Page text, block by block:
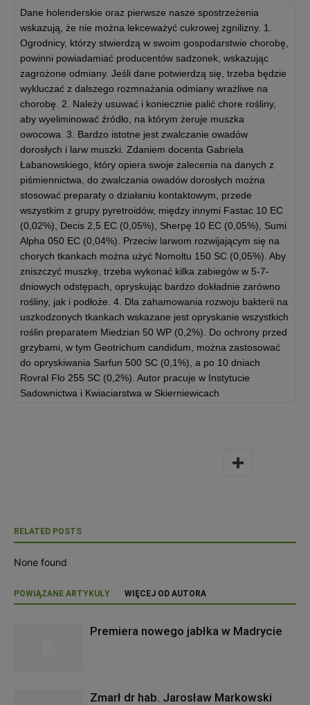
Dane holenderskie oraz pierwsze nasze spostrzeżenia
wskazują, że nie można lekceważyć cukrowej zgnilizny. 1.
Ogrodnicy, którzy stwierdzą w swoim gospodarstwie chorobę,
powinni powiadamiać producentów sadzonek, wskazując
zagrożone odmiany. Jeśli dane potwierdzą się, trzeba będzie
wykluczać z dalszego rozmnażania odmiany wrażliwe na
chorobę. 2. Należy usuwać i koniecznie palić chore rośliny,
aby wyeliminować źródło, na którym żeruje muszka
owocowa. 3. Bardzo istotne jest zwalczanie owadów
dorosłych i larw muszki. Zdaniem docenta Gabriela
Łabanowskiego, który opiera swoje zalecenia na danych z
piśmiennictwa, do zwalczania owadów dorosłych można
stosować preparaty o działaniu kontaktowym, przede
wszystkim z grupy pyretroidów, między innymi Fastac 10 EC
(0,02%), Decis 2,5 EC (0,05%), Sherpę 10 EC (0,05%), Sumi
Alpha 050 EC (0,04%). Przeciw larwom rozwijającym się na
chorych tkankach można użyć Nomoltu 150 SC (0,05%). Aby
zniszczyć muszkę, trzeba wykonać kilka zabiegów w 5-7-
dniowych odstępach, opryskując bardzo dokładnie zarówno
rośliny, jak i podłoże. 4. Dla zahamowania rozwoju bakterii na
uszkodzonych tkankach wskazane jest opryskanie wszystkich
roślin preparatem Miedzian 50 WP (0,2%). Do ochrony przed
grzybami, w tym Geotrichum candidum, można zastosować
do opryskiwania Sarfun 500 SC (0,1%), a po 10 dniach
Rovral Flo 255 SC (0,2%). Autor pracuje w Instytucie
Sadownictwa i Kwiaciarstwa w Skierniewicach
RELATED POSTS
None found
POWIĄZANE ARTYKUŁY WIĘCEJ OD AUTORA
Premiera nowego jabłka w Madrycie
Zmarł dr hab. Jarosław Markowski